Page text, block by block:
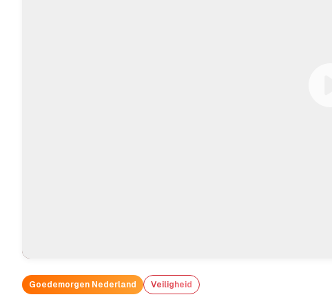
Goedemorgen Nederland Veiligheid